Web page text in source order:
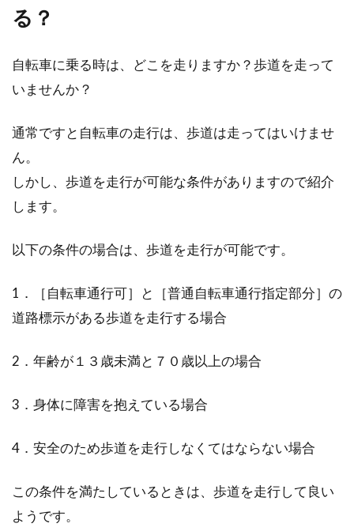
ールはどこでやるの！？
を自転車で走れること」にあります。一概に山
つけるポイントは？
bmxは、ロードバイクやMTBなど、「走る」こ
とに特化したものとは少し違う自転車です。現
自転車サドルを盗難防止しよう！
昔から自転車の盗難による犯行は続いておりま
のパーツだけを盗...
る？
自転車に乗る時は、どこを走りますか？歩道を走って
いませんか？
通常ですと自転車の走行は、歩道は走ってはいけませ
ん。
しかし、歩道を走行が可能な条件がありますので紹介
します。
以下の条件の場合は、歩道を走行が可能です。
1．［自転車通行可］と［普通自転車通行指定部分］の
道路標示がある歩道を走行する場合
2．年齢が１３歳未満と７０歳以上の場合
3．身体に障害を抱えている場合
4．安全のため歩道を走行しなくてはならない場合
この条件を満たしているときは、歩道を走行して良い
ようです。